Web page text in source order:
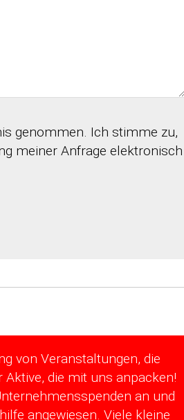
genommen. Ich stimme zu,
meiner Anfrage elektronisch
von Veranstaltungen, die
die mit uns anpacken!
an und
angewiesen. Viele kleine